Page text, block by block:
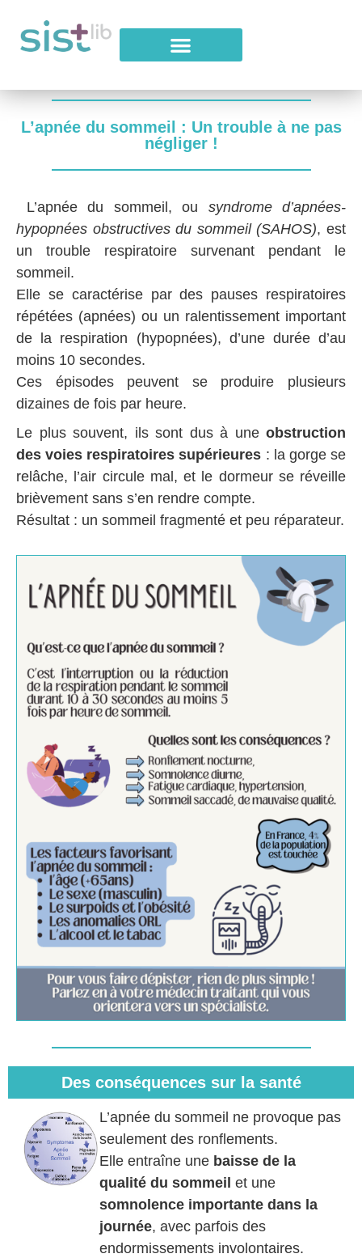
L’apnée du sommeil : Un trouble à ne pas
négliger !
L’apnée du sommeil, ou syndrome d’apnées-
hypopnées obstructives du sommeil (SAHOS), est
un trouble respiratoire survenant pendant le
sommeil.
Elle se caractérise par des pauses respiratoires
répétées (apnées) ou un ralentissement important
de la respiration (hypopnées), d’une durée d’au
moins 10 secondes.
Ces épisodes peuvent se produire plusieurs
dizaines de fois par heure.
Le plus souvent, ils sont dus à une obstruction
des voies respiratoires supérieures : la gorge se
relâche, l’air circule mal, et le dormeur se réveille
brièvement sans s’en rendre compte.
Résultat : un sommeil fragmenté et peu réparateur.
Des conséquences sur la santé
L’apnée du sommeil ne provoque pas
seulement des ronflements.
Elle entraîne une baisse de la
qualité du sommeil et une
somnolence importante dans la
journée, avec parfois des
endormissements involontaires.